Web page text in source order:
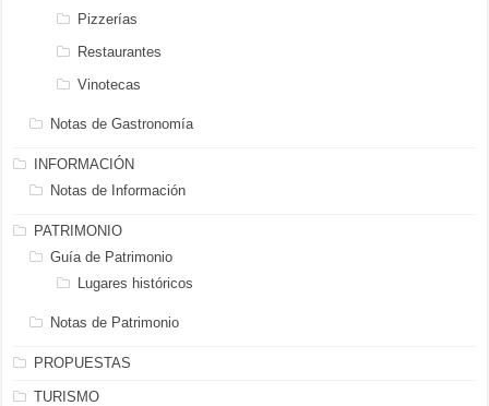
Pizzerías
Restaurantes
Vinotecas
Notas de Gastronomía
INFORMACIÓN
Notas de Información
PATRIMONIO
Guía de Patrimonio
Lugares históricos
Notas de Patrimonio
PROPUESTAS
TURISMO